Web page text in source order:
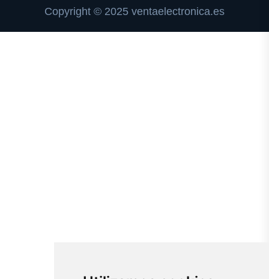
Copyright © 2025 ventaelectronica.es